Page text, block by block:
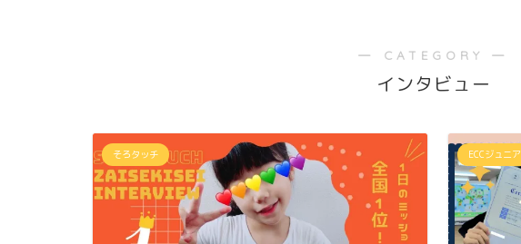
― CATEGORY ―
インタビュー
そろタッチ ECCジュニア